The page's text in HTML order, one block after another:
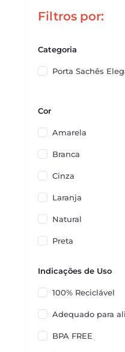
Filtros
Categoria
Porta Sachês
Cor
Amarela
Branca
Cinza
Laranja
Natural
Preta
Indicações de Uso
100% Reciclável
Adequado para
BPA FREE